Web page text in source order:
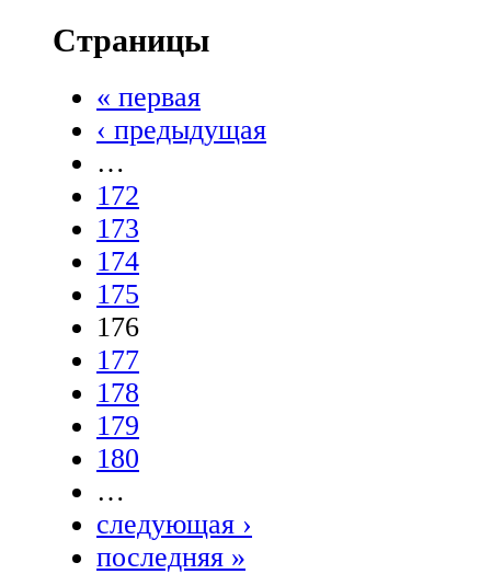
Страницы
« первая
‹ предыдущая
…
172
173
174
175
176
177
178
179
180
…
следующая ›
последняя »